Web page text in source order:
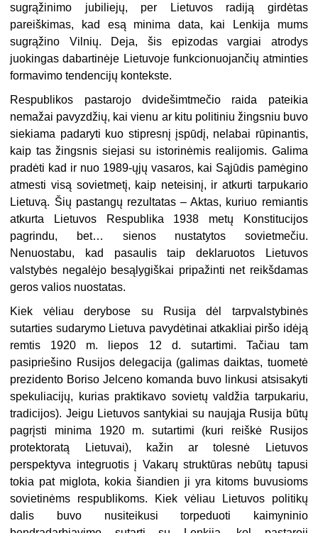
sugrąžinimo jubiliejų, per Lietuvos radiją girdėtas
pareiškimas, kad esą minima data, kai Lenkija mums
sugrąžino Vilnių. Deja, šis epizodas vargiai atrodys
juokingas dabartinėje Lietuvoje funkcionuojančių atminties
formavimo tendencijų kontekste.
Respublikos pastarojo dvidešimtmečio raida pateikia
nemažai pavyzdžių, kai vienu ar kitu politiniu žingsniu buvo
siekiama padaryti kuo stipresnį įspūdį, nelabai rūpinantis,
kaip tas žingsnis siejasi su istorinėmis realijomis. Galima
pradėti kad ir nuo 1989-ųjų vasaros, kai Sąjūdis pamėgino
atmesti visą sovietmetį, kaip neteisinį, ir atkurti tarpukario
Lietuvą. Šių pastangų rezultatas – Aktas, kuriuo remiantis
atkurta Lietuvos Respublika 1938 metų Konstitucijos
pagrindu, bet… sienos nustatytos sovietmečiu.
Nenuostabu, kad pasaulis taip deklaruotos Lietuvos
valstybės negalėjo besąlygiškai pripažinti net reikšdamas
geros valios nuostatas.
Kiek vėliau derybose su Rusija dėl tarpvalstybinės
sutarties sudarymo Lietuva pavydėtinai atkakliai piršo idėją
remtis 1920 m. liepos 12 d. sutartimi. Tačiau tam
pasipriešino Rusijos delegacija (galimas daiktas, tuometė
prezidento Boriso Jelceno komanda buvo linkusi atsisakyti
spekuliacijų, kurias praktikavo sovietų valdžia tarpukariu,
tradicijos). Jeigu Lietuvos santykiai su naująja Rusija būtų
pagrįsti minima 1920 m. sutartimi (kuri reiškė Rusijos
protektoratą Lietuvai), kažin ar tolesnė Lietuvos
perspektyva integruotis į Vakarų struktūras nebūtų tapusi
tokia pat miglota, kokia šiandien ji yra kitoms buvusioms
sovietinėms respublikoms. Kiek vėliau Lietuvos politikų
dalis buvo nusiteikusi torpeduoti kaimyninio